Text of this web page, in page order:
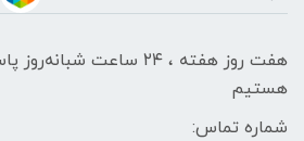
هفت روز هفته ، ۲۴ ساعت
هستیم
شماره تماس: